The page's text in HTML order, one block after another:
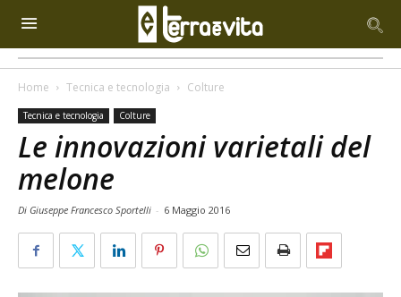
Home Tecnica e tecnologia Colture
Tecnica e tecnologia Colture
Le innovazioni varietali del
melone
Di Giuseppe Francesco Sportelli - 6 Maggio 2016